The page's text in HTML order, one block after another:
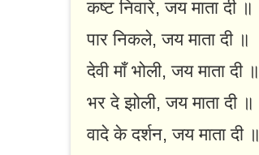
कष्ट निवारे, जय माता दी ॥
पार निकले, जय माता दी ॥
देवी माँ भोली, जय माता दी ॥
भर दे झोली, जय माता दी ॥
वादे के दर्शन, जय माता दी ॥